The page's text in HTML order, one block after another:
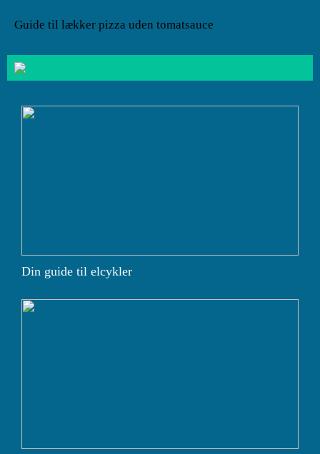
Guide til lækker pizza uden tomatsauce
Din guide til elcykler